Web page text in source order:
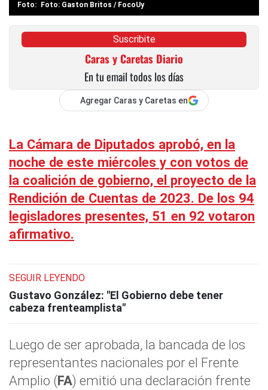
Foto: Gaston Britos / FocoUy
Suscribite
Caras y Caretas Diario
En tu email todos los días
Agregar Caras y Caretas en
La Cámara de Diputados aprobó, en la
noche de este miércoles y con votos de
la coalición de gobierno, el proyecto de la
Rendición de Cuentas de 2023. De los 94
legisladores presentes, 51 en 92 votaron
afirmativo.
SEGUIR LEYENDO
Gustavo González: "El Gobierno debe tener
cabeza frenteamplista"
Luego de ser aprobada, la bancada de los
representantes nacionales por el Frente
Amplio (FA) emitió una declaración frente